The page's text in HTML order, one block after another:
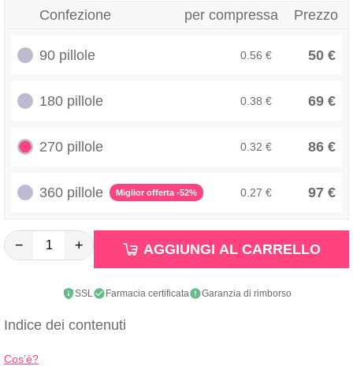
Confezione per compressa Prezzo
90 pillole 0.56 € 50 €
180 pillole 0.38 € 69 €
270 pillole 0.32 € 86 €
360 pillole Miglior offerta -52% 0.27 € 97 €
− + AGGIUNGI AL CARRELLO
SSL Farmacia certificata Garanzia di rimborso
Indice dei contenuti
Cos’è?